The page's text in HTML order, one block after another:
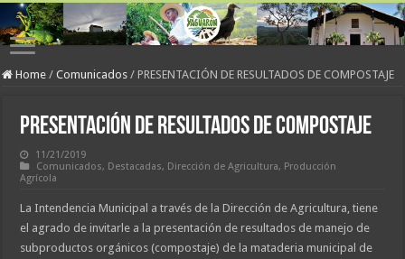
Home / Comunicados / PRESENTACIÓN DE RESULTADOS DE COMPOSTAJE
PRESENTACIÓN DE RESULTADOS DE COMPOSTAJE
11/21/2019
Comunicados, Destacadas, Dirección de Agricultura, Producción
Agrícola
La Intendencia Municipal a través de la Dirección de Agricultura, tiene
el agrado de invitarle a la presentación de resultados de manejo de
subproductos orgánicos (compostaje) de la mataderia municipal de